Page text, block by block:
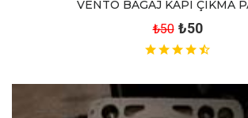
VENTO BAGAJ KAPI ÇIKMA
₺50 ₺50